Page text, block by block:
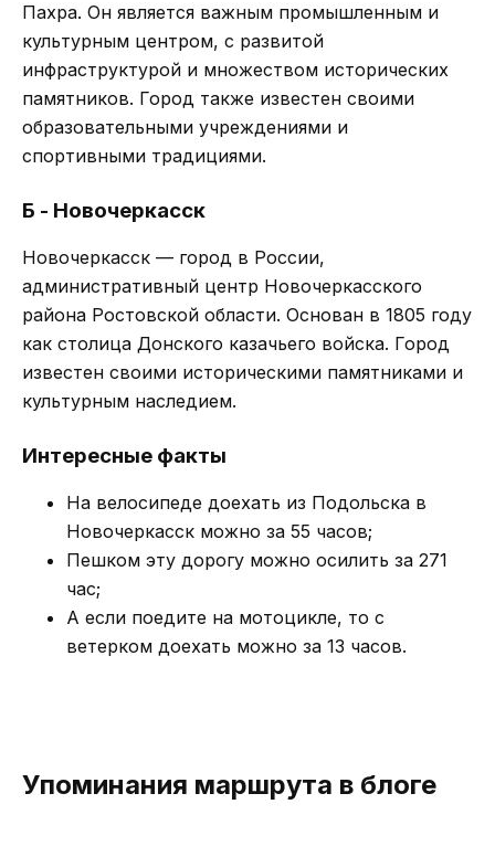
Пахра. Он является важным промышленным и
культурным центром, с развитой
инфраструктурой и множеством исторических
памятников. Город также известен своими
образовательными учреждениями и
спортивными традициями.
Б - Новочеркасск
Новочеркасск — город в России,
административный центр Новочеркасского
района Ростовской области. Основан в 1805 году
как столица Донского казачьего войска. Город
известен своими историческими памятниками и
культурным наследием.
Интересные факты
На велосипеде доехать из Подольска в
Новочеркасск можно за 55 часов;
Пешком эту дорогу можно осилить за 271
час;
А если поедите на мотоцикле, то с
ветерком доехать можно за 13 часов.
Упоминания маршрута в блоге